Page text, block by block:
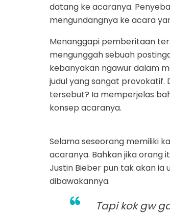
datang ke acaranya.
mengundangnya ke acara
Menanggapi pemberitaan
mengunggah sebuah
kebanyakan ngawur dalam
judul yang sangat
tersebut? Ia memperjelas
konsep acaranya.
Selama seseorang memiliki
acaranya. Bahkan jika orang
Justin Bieber pun tak akan ia
dibawakannya.
Tapi kok gw